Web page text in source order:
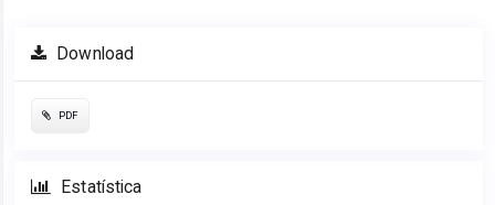
Download
PDF
Estatística